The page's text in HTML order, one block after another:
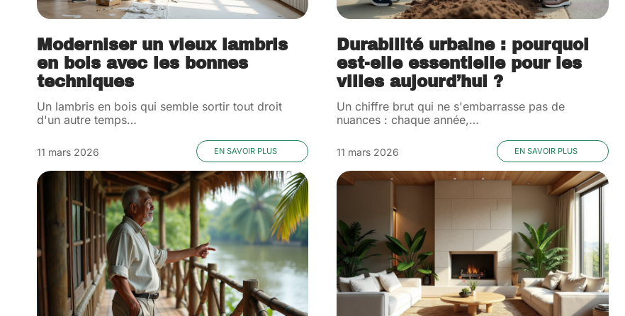
Moderniser un vieux lambris
en bois avec les bonnes
techniques
Un lambris en bois qui semble sortir tout droit
d'un autre temps…
11 mars 2026 EN SAVOIR PLUS
Durabilité urbaine : pourquoi
est-elle essentielle pour les
villes aujourd’hui ?
Un chiffre brut qui ne s'embarrasse pas de
nuances : chaque année,…
11 mars 2026 EN SAVOIR PLUS